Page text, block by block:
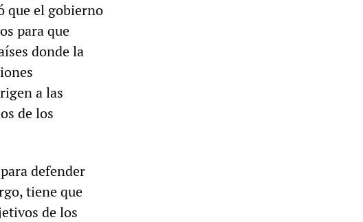
que el gobierno
para que
donde la
a las
de los
defender
tiene que
de los